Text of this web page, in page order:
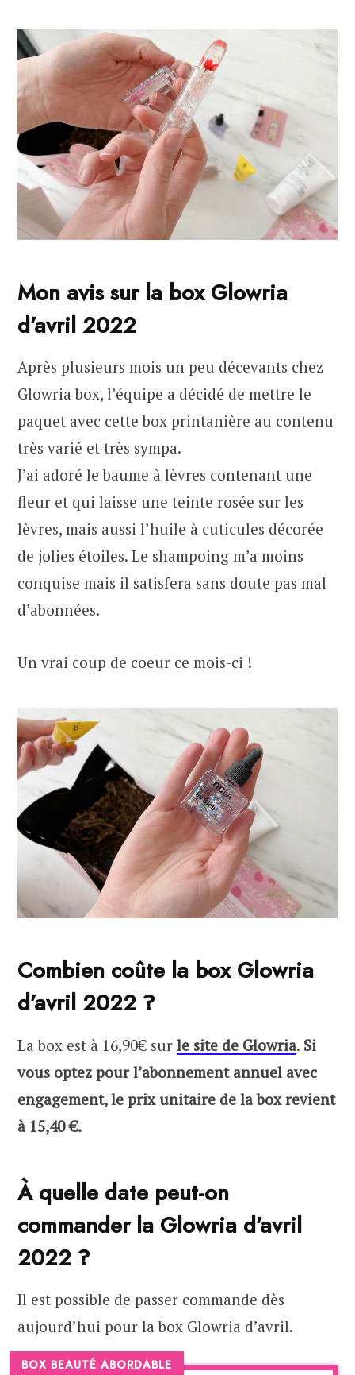
Mon avis sur la box Glowria
d’avril 2022
Après plusieurs mois un peu décevants chez
Glowria box, l’équipe a décidé de mettre le
paquet avec cette box printanière au contenu
très varié et très sympa.
J’ai adoré le baume à lèvres contenant une
fleur et qui laisse une teinte rosée sur les
lèvres, mais aussi l’huile à cuticules décorée
de jolies étoiles. Le shampoing m’a moins
conquise mais il satisfera sans doute pas mal
d’abonnées.
Un vrai coup de coeur ce mois-ci !
Combien coûte la box Glowria
d’avril 2022 ?
La box est à 16,90€ sur le site de Glowria. Si
vous optez pour l’abonnement annuel avec
engagement, le prix unitaire de la box revient
à 15,40 €.
À quelle date peut-on
commander la Glowria d’avril
2022 ?
Il est possible de passer commande dès
aujourd’hui pour la box Glowria d’avril.
BOX BEAUTÉ ABORDABLE